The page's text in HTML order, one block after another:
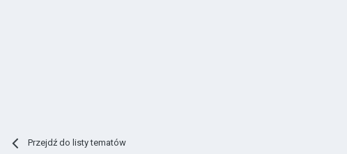
Przejdź do listy tematów